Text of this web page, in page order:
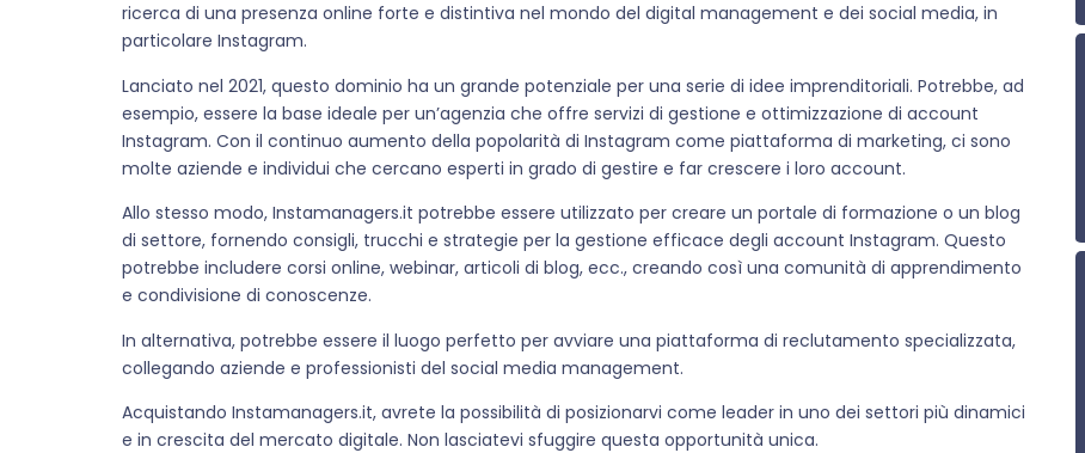
ricerca di una presenza online forte e distintiva nel mondo del digital management e dei social media, in
particolare Instagram.
Lanciato nel 2021, questo dominio ha un grande potenziale per una serie di idee imprenditoriali. Potrebbe, ad
esempio, essere la base ideale per un’agenzia che offre servizi di gestione e ottimizzazione di account
Instagram. Con il continuo aumento della popolarità di Instagram come piattaforma di marketing, ci sono
molte aziende e individui che cercano esperti in grado di gestire e far crescere i loro account.
Allo stesso modo, Instamanagers.it potrebbe essere utilizzato per creare un portale di formazione o un blog
di settore, fornendo consigli, trucchi e strategie per la gestione efficace degli account Instagram. Questo
potrebbe includere corsi online, webinar, articoli di blog, ecc., creando così una comunità di apprendimento
e condivisione di conoscenze.
In alternativa, potrebbe essere il luogo perfetto per avviare una piattaforma di reclutamento specializzata,
collegando aziende e professionisti del social media management.
Acquistando Instamanagers.it, avrete la possibilità di posizionarvi come leader in uno dei settori più dinamici
e in crescita del mercato digitale. Non lasciatevi sfuggire questa opportunità unica.